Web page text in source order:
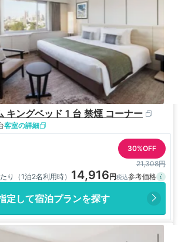
キングベッド 1 台 禁煙 コーナー
客室の詳細
30%OFF
21,308円
り（1泊2名利用時） 14,916
定して宿泊プランを探す